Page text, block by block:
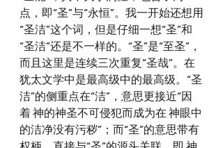
点，即“圣”与“永恒”。我一开始还想用
“圣洁”这个词，但是仔细一想“圣”和
“圣洁”还是不一样的。“圣”是“至圣”，
而且这里是连续三次重复“圣哉”。在
犹太文学中是最高级中的最高级。“圣
洁”的侧重点在“洁”，意思更接近“因
着 神的神圣不可侵犯而成为在 神眼中
的洁净没有污秽”；而“圣”的意思带有